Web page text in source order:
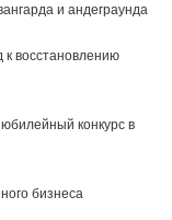
и андеграунда
восстановлению
конкурс в
бизнеса